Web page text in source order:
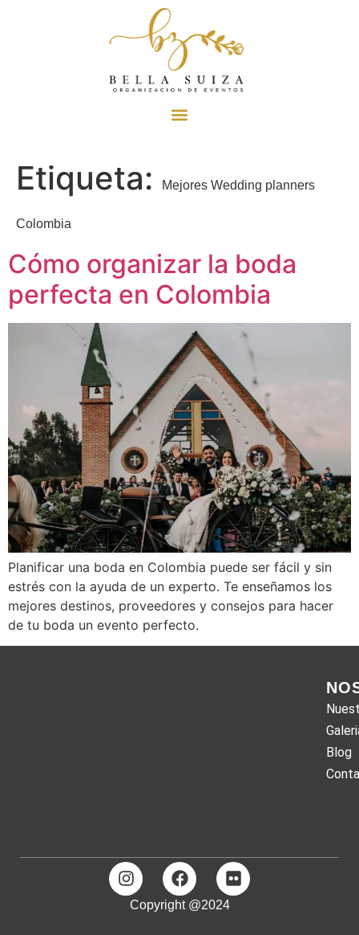
Etiqueta: Mejores Wedding planners
Colombia
Cómo organizar la boda
perfecta en Colombia
Planificar una boda en Colombia puede ser fácil y sin
estrés con la ayuda de un experto. Te enseñamos los
mejores destinos, proveedores y consejos para hacer
de tu boda un evento perfecto.
Blog
Copyright @2024